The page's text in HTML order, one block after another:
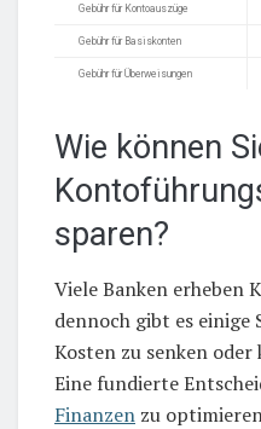
Gebühr für Kontoauszüge
Gebühr für Basiskonten
Gebühr für Überweisungen
Wie können
sparen?
Viele Banken erheben
dennoch gibt es einige
Kosten zu senken
Eine fundierte
Finanzen zu